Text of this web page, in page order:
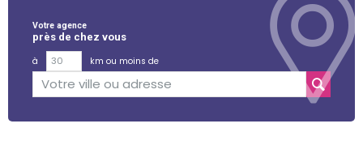
Votre agence
près de chez vous
à
km ou moins de